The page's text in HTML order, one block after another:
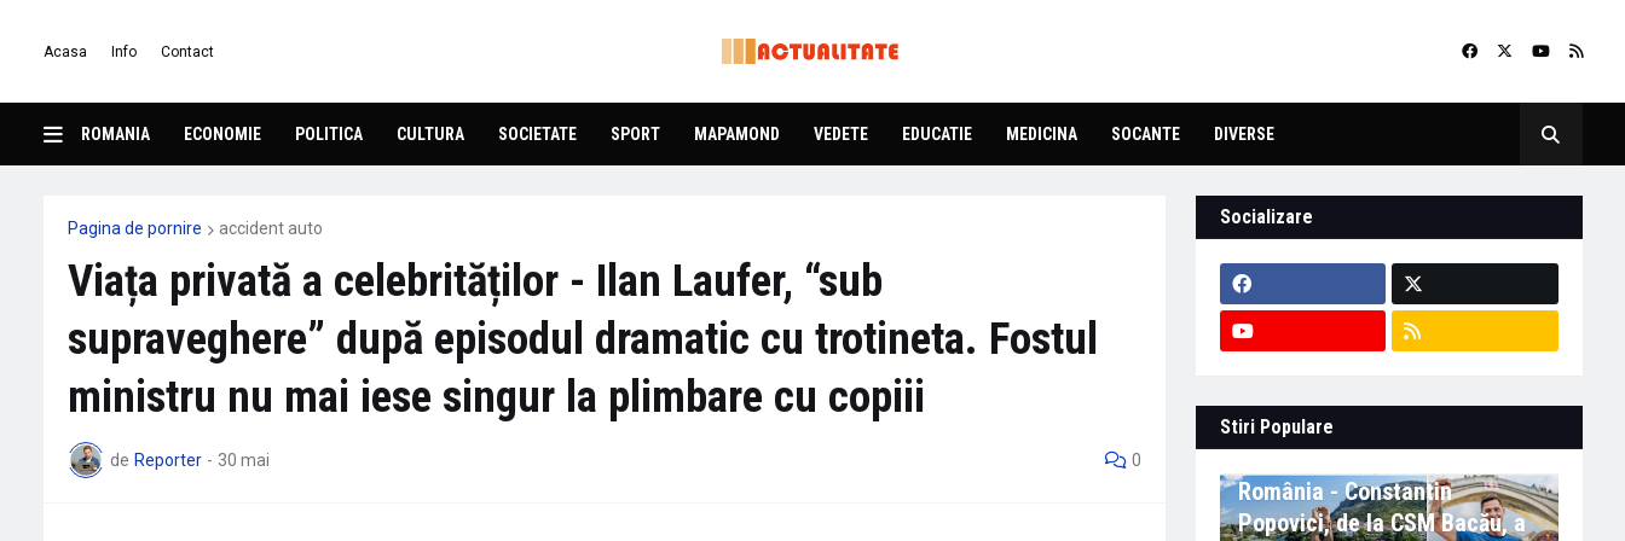
Acasa Info Contact
ROMANIA ECONOMIE POLITICA CULTURA SOCIETATE SPORT MAPAMOND VEDETE EDUCATIE MEDICINA SOCANTE DIVERSE
Pagina de pornire accident auto
Viața privată a celebrităților - Ilan Laufer, “sub
supraveghere” după episodul dramatic cu trotineta. Fostul
ministru nu mai iese singur la plimbare cu copiii
de Reporter - 30 mai 0
Socializare
Stiri Populare
România - Constantin
Popovici, de la CSM Bacău, a